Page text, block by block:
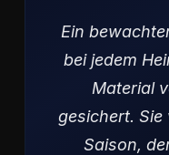
Ein
bei jedem
Material
gesichert.
Saison,